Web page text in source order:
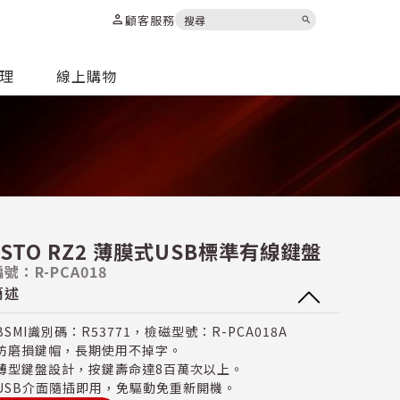
person顧客服務 search
線上購物
RZ2 薄膜式USB標準有線鍵盤
：R-PCA018
識別碼：R53771，檢磁型號：R-PCA018A
磨損鍵帽，長期使用不掉字。
型鍵盤設計，按鍵壽命達8百萬次以上。
介面隨插即用，免驅動免重新開機。